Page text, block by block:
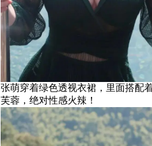
张萌穿着绿色透视衣裙，里面搭配
芙蓉，绝对性感火辣！